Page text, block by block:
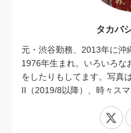
タカバ
元・渋谷勤務、2013年に沖
1976年生まれ。いろいろな
をしたりもしてます。写真
II（2019/8以降）、時々スマ
X